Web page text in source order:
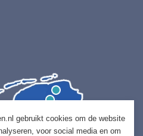
gebruikt cookies om de website
voor social media en om